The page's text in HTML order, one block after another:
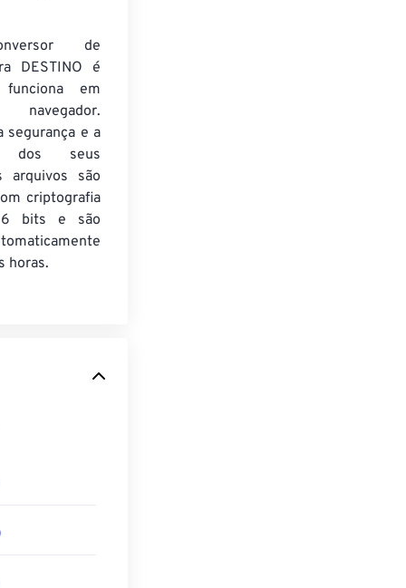
de
DESTINO é
em
segurança e a
dos seus
arquivos são
criptografia
bits e são
horas.